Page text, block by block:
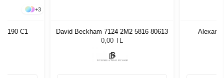
+3
C1
David Beckham 7124 2M2 5816 80613
0,00 TL